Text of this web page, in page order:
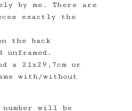
by me. There are
exactly the
the back
unframed.
a 21x29,7cm or
with/without
will be